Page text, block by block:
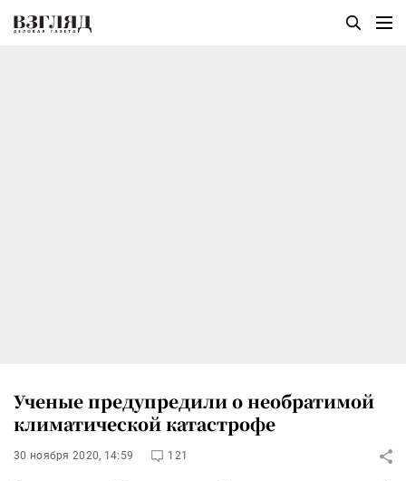
Ученые предупредили о необратимой
климатической катастрофе
30 ноября 2020, 14:59 121